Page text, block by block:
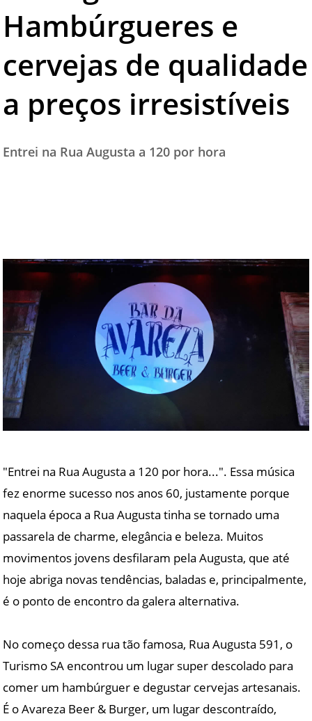
TESTADO E APROVADO
ÚLTIMAS NOTÍCIAS
PARCEIROS
QUEM SOMOS - EQUIPE
CONTATO
Hambúrgueres e
cervejas de qualidade
a preços irresistíveis
Entrei na Rua Augusta a 120 por hora
"Entrei na Rua Augusta a 120 por hora...". Essa música
fez enorme sucesso nos anos 60, justamente porque
naquela época a Rua Augusta tinha se tornado uma
passarela de charme, elegância e beleza. Muitos
movimentos jovens desfilaram pela Augusta, que até
hoje abriga novas tendências, baladas e, principalmente,
é o ponto de encontro da galera alternativa.
No começo dessa rua tão famosa, Rua Augusta 591, o
Turismo SA encontrou um lugar super descolado para
comer um hambúrguer e degustar cervejas artesanais.
É o Avareza Beer & Burger, um lugar descontraído,